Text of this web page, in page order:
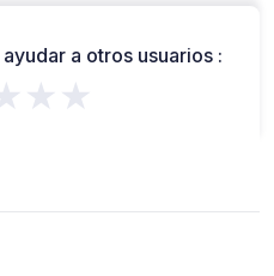
a otros usuarios :